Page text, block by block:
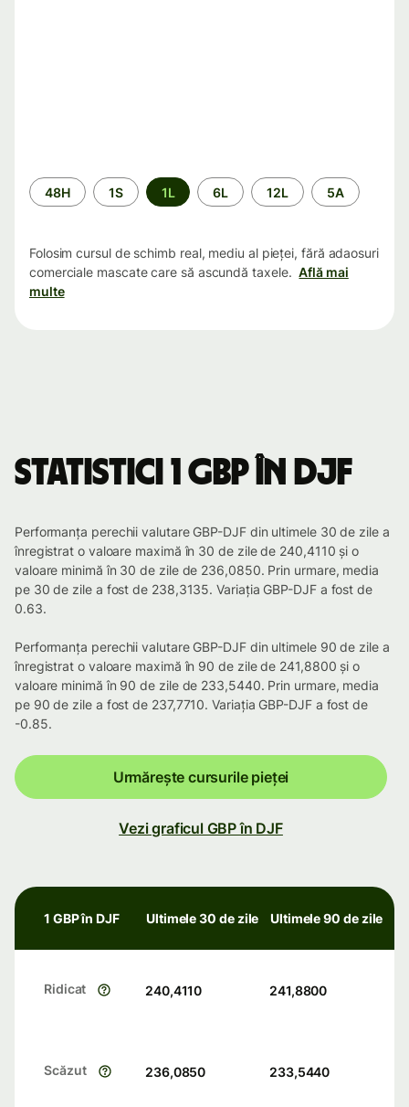
Perioada
48H 1S 1L 6L 12L 5A
Folosim cursul de schimb real, mediu al pieței, fără adaosuri
comerciale mascate care să ascundă taxele. Află mai
multe
Statistici 1 GBP în DJF
Performanța perechii valutare GBP-DJF din ultimele 30 de zile a
înregistrat o valoare maximă în 30 de zile de 240,4110 și o
valoare minimă în 30 de zile de 236,0850. Prin urmare, media
pe 30 de zile a fost de 238,3135. Variația GBP-DJF a fost de
0.63.
Performanța perechii valutare GBP-DJF din ultimele 90 de zile a
înregistrat o valoare maximă în 90 de zile de 241,8800 și o
valoare minimă în 90 de zile de 233,5440. Prin urmare, media
pe 90 de zile a fost de 237,7710. Variația GBP-DJF a fost de
-0.85.
Urmărește cursurile pieței
Vezi graficul GBP în DJF
1 GBP în DJF Ultimele 30 de zile Ultimele 90 de zile
Ridicat 240,4110 241,8800
Scăzut 236,0850 233,5440